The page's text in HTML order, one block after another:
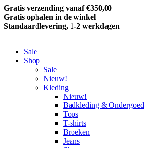
Gratis verzending vanaf €350,00
Gratis ophalen in de winkel
Standaardlevering, 1-2 werkdagen
Sale
Shop
Sale
Nieuw!
Kleding
Nieuw!
Badkleding & Ondergoed
Tops
T-shirts
Broeken
Jeans